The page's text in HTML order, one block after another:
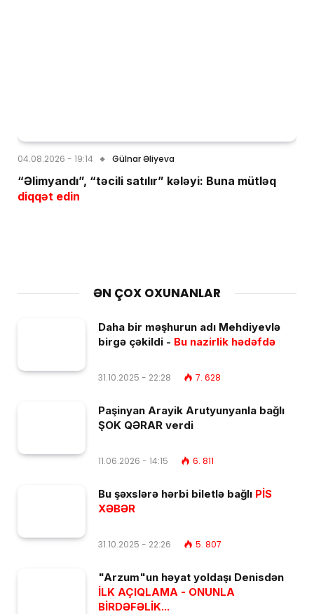
04.08.2026 - 19:14 Gülnar Əliyeva
“Əlimyandı”, “təcili satılır” kələyi: Buna mütləq
diqqət edin
ƏN ÇOX OXUNANLAR
Daha bir məşhurun adı Mehdiyevlə
birgə çəkildi - Bu nazirlik hədəfdə
31.10.2025 - 22:28 7. 628
Paşinyan Arayik Arutyunyanla bağlı
ŞOK QƏRAR verdi
11.06.2026 - 14:15 6. 811
Bu şəxslərə hərbi biletlə bağlı PİS
XƏBƏR
31.10.2025 - 22:26 5. 807
"Arzum"un həyat yoldaşı Denisdən
İLK AÇIQLAMA - ONUNLA
BİRDƏFƏLİK...